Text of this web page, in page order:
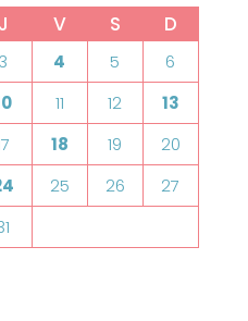
J V S D
3 4 5
6
11 12
13
18 19
20
25 26
27